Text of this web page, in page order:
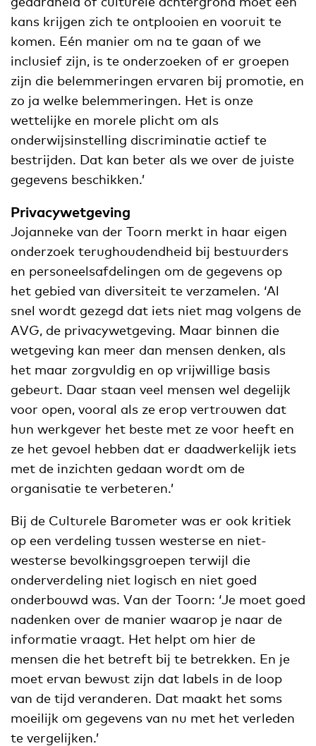
kans krijgen zich te ontplooien en vooruit te
komen. Eén manier om na te gaan of we
inclusief zijn, is te onderzoeken of er groepen
zijn die belemmeringen ervaren bij promotie, en
zo ja welke belemmeringen. Het is onze
wettelijke en morele plicht om als
onderwijsinstelling discriminatie actief te
bestrijden. Dat kan beter als we over de juiste
gegevens beschikken.’
Privacywetgeving
Jojanneke van der Toorn merkt in haar eigen
onderzoek terughoudendheid bij bestuurders
en personeelsafdelingen om de gegevens op
het gebied van diversiteit te verzamelen. ‘Al
snel wordt gezegd dat iets niet mag volgens de
AVG, de privacywetgeving. Maar binnen die
wetgeving kan meer dan mensen denken, als
het maar zorgvuldig en op vrijwillige basis
gebeurt. Daar staan veel mensen wel degelijk
voor open, vooral als ze erop vertrouwen dat
hun werkgever het beste met ze voor heeft en
ze het gevoel hebben dat er daadwerkelijk iets
met de inzichten gedaan wordt om de
organisatie te verbeteren.’
Bij de Culturele Barometer was er ook kritiek
op een verdeling tussen westerse en niet-
westerse bevolkingsgroepen terwijl die
onderverdeling niet logisch en niet goed
onderbouwd was. Van der Toorn: ‘Je moet goed
nadenken over de manier waarop je naar de
informatie vraagt. Het helpt om hier de
mensen die het betreft bij te betrekken. En je
moet ervan bewust zijn dat labels in de loop
van de tijd veranderen. Dat maakt het soms
moeilijk om gegevens van nu met het verleden
te vergelijken.’